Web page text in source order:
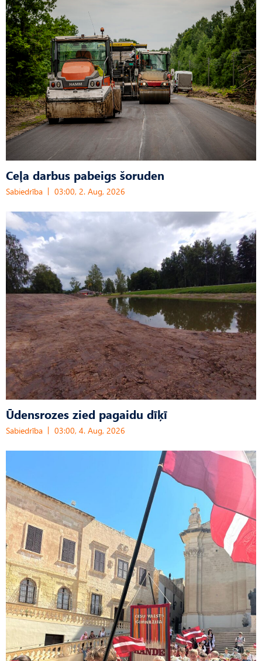
Ceļa darbus pabeigs šoruden
Sabiedrība 03:00, 2. Aug, 2026
Ūdensrozes zied pagaidu dīķī
Sabiedrība 03:00, 4. Aug, 2026